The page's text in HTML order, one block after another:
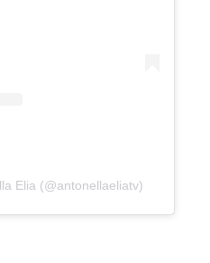
Elia (@antonellaeliatv)